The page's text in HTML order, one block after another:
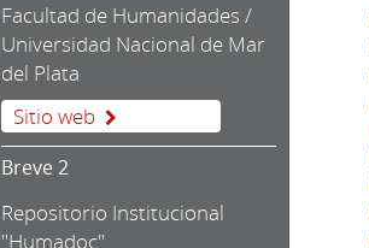
Facultad de Humanidades /
Universidad Nacional de Mar
del Plata
Sitio web
Breve 2
Repositorio Institucional
"Humadoc"